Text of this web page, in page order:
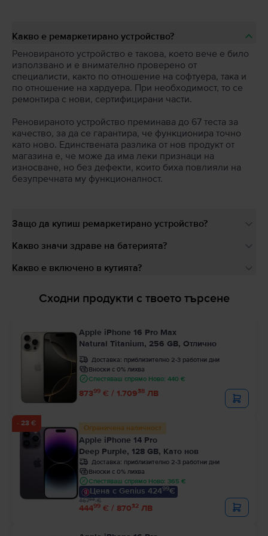
Какво е ремаркетирано устройство?
Реновираното устройство е такова, което вече е било
използвано и е внимателно проверено от
специалисти, както по отношение на софтуера, така и
по отношение на хардуера. При необходимост, то се
ремонтира с нови, сертифицирани части.
Реновираното устройство преминава до 67 теста за
качество, за да се гарантира, че функционира точно
като ново. Единствената разлика от нов продукт от
магазина е, че може да има леки признаци на
износване, но без дефекти, които биха повлияли на
безупречната му функционалност.
Защо да купиш ремаркетирано устройство?
Какво значи здраве на батерията?
Какво е включено в кутията?
Сходни продукти с твоето търсене
Apple iPhone 16 Pro Max
Natural Titanium, 256 GB, Отлично
Доставка: приблизително 2-3 работни дни
Вноски с 0% лихва
Спестяваш спрямо Ново: 440 €
87399 € / 1.70938 ЛВ
- 23 €
Ограничена наличност
Apple iPhone 14 Pro
Deep Purple, 128 GB, Като нов
Доставка: приблизително 2-3 работни дни
Вноски с 0% лихва
Спестяваш спрямо Ново: 365 €
Цена с Genius 42499€
44499 € / 87032 ЛВ
46799€